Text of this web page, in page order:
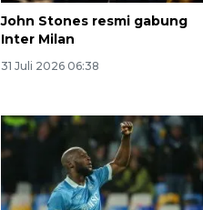
John Stones resmi gabung
Inter Milan
31 Juli 2026 06:38